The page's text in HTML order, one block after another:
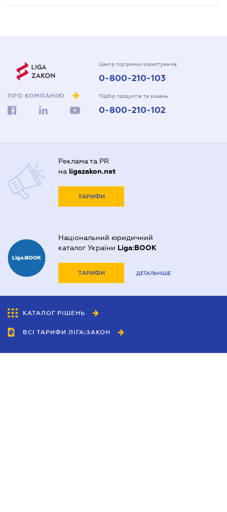
ПРО КОМПАНІЮ
Центр підтримки користувачів
0-800-210-103
Підбір продуктів та рішень
0-800-210-102
Реклама та PR
на ligazakon.net
ТАРИФИ
Національний юридичний
каталог України Liga:BOOK
ТАРИФИ ДЕТАЛЬНІШЕ
КАТАЛОГ РІШЕНЬ
ВСІ ТАРИФИ ЛІГА:ЗАКОН